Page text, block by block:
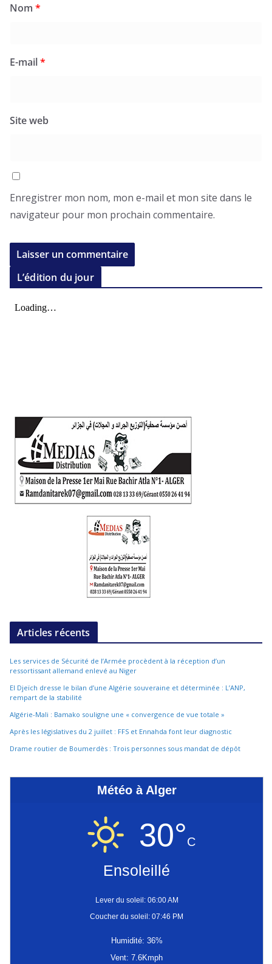
Nom *
E-mail*
Site web
Enregistrer mon nom, mon e-mail et mon site dans le
navigateur pour mon prochain commentaire.
L’édition du jour
Articles récents
Les services de Sécurité de l’Armée procèdent à la réception d’un
ressortissant allemand enlevé au Niger
El Djeïch dresse le bilan d’une Algérie souveraine et déterminée : L’ANP,
rempart de la stabilité
Algérie-Mali : Bamako souligne une « convergence de vue totale »
Après les législatives du 2 juillet : FFS et Ennahda font leur diagnostic
Drame routier de Boumerdès : Trois personnes sous mandat de dépôt
Météo à Alger
30°C
Ensoleillé
Lever du soleil: 06:00 AM
Coucher du soleil: 07:46 PM
Humidité: 36%
Vent: 7.6Kmph